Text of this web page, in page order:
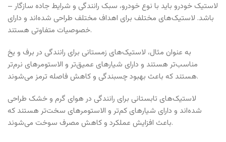
– لاستیک خودرو باید با نوع خودرو، سبک رانندگی و شرایط جاده سازگار
باشد. لاستیک‌های مختلف برای اهداف مختلف طراحی شده‌اند و دارای
خصوصیات متفاوتی هستند.
به عنوان مثال، لاستیک‌های زمستانی برای رانندگی در برف و یخ
مناسب‌تر هستند و دارای شیارهای عمیق‌تر و الاستومرهای نرم‌تر
هستند که باعث بهبود چسبندگی و کاهش فاصله ترمز می‌شوند.
لاستیک‌های تابستانی برای رانندگی در هوای گرم و خشک طراحی
شده‌اند و دارای شیارهای کم‌تر و الاستومرهای سخت‌تر هستند که
باعث افزایش عملکرد و کاهش مصرف سوخت می‌شوند.